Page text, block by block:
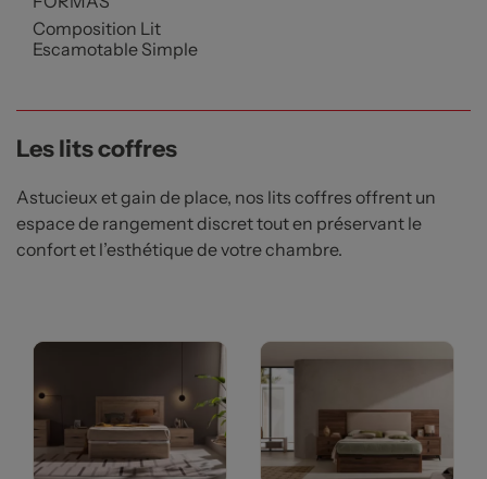
Composition Lit
Escamotable Simple
Les lits coffres
Astucieux et gain de place, nos lits coffres offrent un
espace de rangement discret tout en préservant le
confort et l’esthétique de votre chambre.